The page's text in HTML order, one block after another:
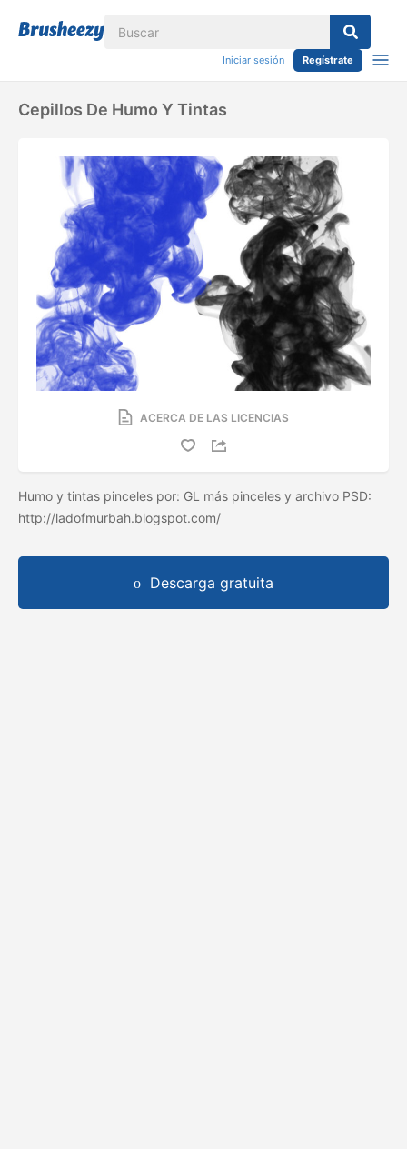
Iniciar sesión Regístrate
Cepillos De Humo Y Tintas
ACERCA DE LAS LICENCIAS
Humo y tintas pinceles por: GL más pinceles y archivo PSD:
http://ladofmurbah.blogspot.com/
Descarga gratuita